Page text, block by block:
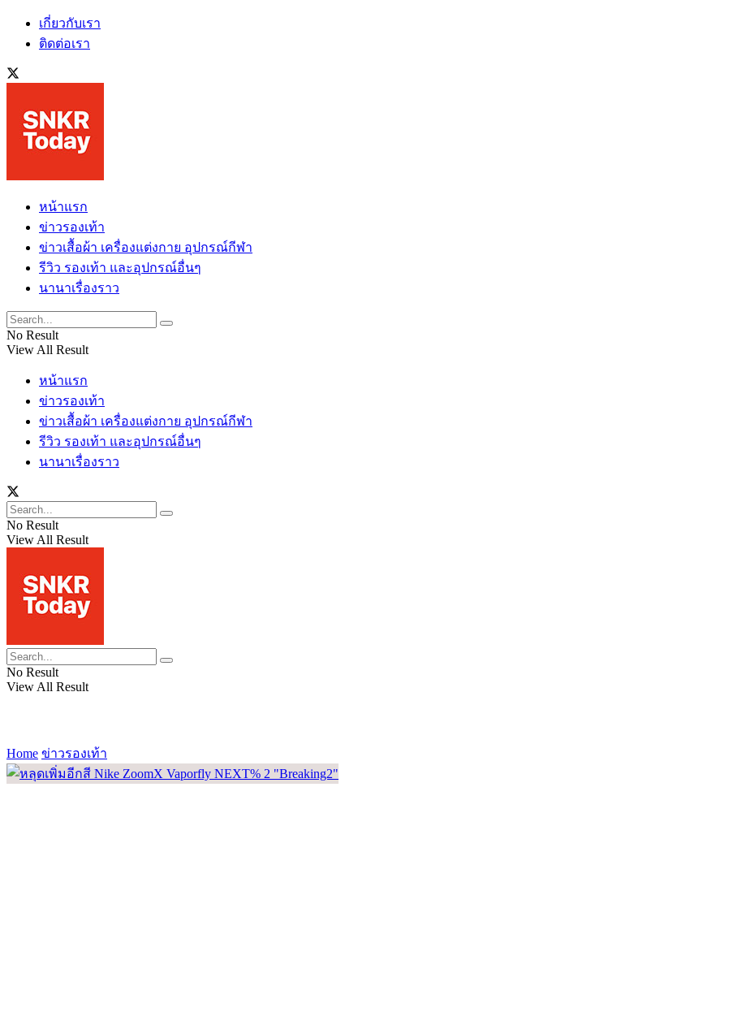
เกี่ยวกับเรา
ติดต่อเรา
หน้าแรก
ข่าวรองเท้า
ข่าวเสื้อผ้า เครื่องแต่งกาย อุปกรณ์กีฬา
รีวิว รองเท้า และอุปกรณ์อื่นๆ
นานาเรื่องราว
No Result
View All Result
หน้าแรก
ข่าวรองเท้า
ข่าวเสื้อผ้า เครื่องแต่งกาย อุปกรณ์กีฬา
รีวิว รองเท้า และอุปกรณ์อื่นๆ
นานาเรื่องราว
No Result
View All Result
No Result
View All Result
Home ข่าวรองเท้า